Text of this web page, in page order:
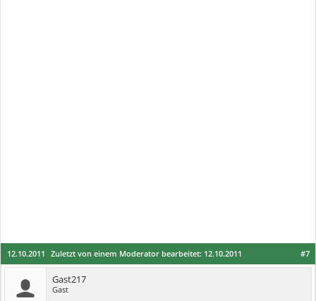
#7
12.10.2011 Zuletzt von einem Moderator bearbeitet: 12.10.2011
Gast217
Gast